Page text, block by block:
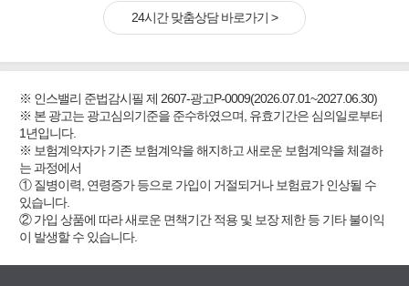
24시간 맞춤상담 바로가기 >
※ 인스밸리 준법감시필 제 2607-광고P-0009(2026.07.01~2027.06.30)
※ 본 광고는 광고심의기준을 준수하였으며, 유효기간은 심의일로부터
1년입니다.
※ 보험계약자가 기존 보험계약을 해지하고 새로운 보험계약을 체결하
는 과정에서
① 질병이력, 연령증가 등으로 가입이 거절되거나 보험료가 인상될 수
있습니다.
② 가입 상품에 따라 새로운 면책기간 적용 및 보장 제한 등 기타 불이익
이 발생할 수 있습니다.